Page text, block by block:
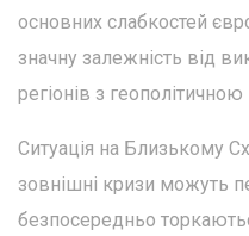
основних слабкостей
значну залежність від
регіонів з геополітичною
Ситуація на Близькому
зовнішні кризи можуть
безпосередньо